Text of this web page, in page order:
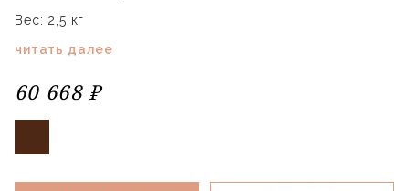
Вес: 2,5 кг
читать далее
60 668 ₽